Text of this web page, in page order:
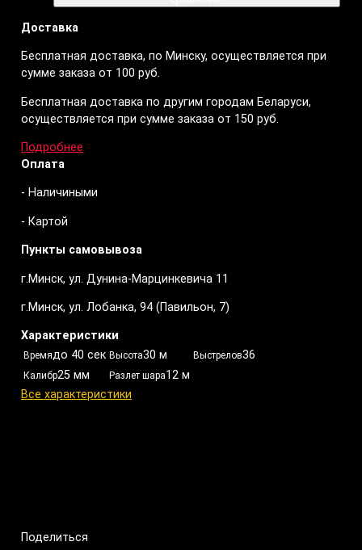
Доставка
Бесплатная доставка, по Минску, осуществляется при
сумме заказа от 100 руб.
Бесплатная доставка по другим городам Беларуси,
осуществляется при сумме заказа от 150 руб.
Подробнее
Оплата
- Наличиными
- Картой
Пункты самовывоза
г.Минск, ул. Дунина-Марцинкевича 11
г.Минск, ул. Лобанка, 94 (Павильон, 7)
Характеристики
Времядо 40 сек Высота30 м Выстрелов36
Калибр25 мм Разлет шара12 м
Все характеристики
Поделиться